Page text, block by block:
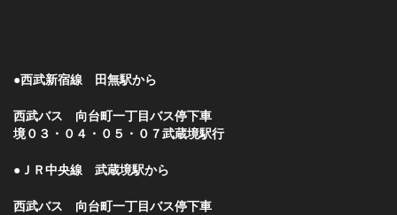
●西武新宿線 田無駅から
西武バス 向台町一丁目バス停下車
境０３・０４・０５・０７武蔵境駅行
●ＪＲ中央線 武蔵境駅から
西武バス 向台町一丁目バス停下車